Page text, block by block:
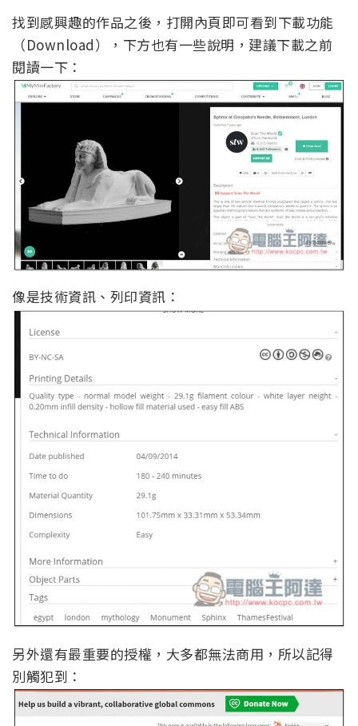
找到感興趣的作品之後，打開內頁即可看到下載功能
（Download），下方也有一些說明，建議下載之前
閱讀一下：
像是技術資訊、列印資訊：
另外還有最重要的授權，大多都無法商用，所以記得
別觸犯到：